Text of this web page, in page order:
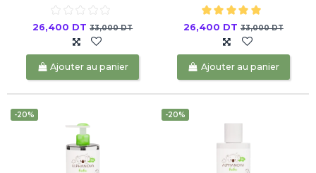
26,400 DT33,000 DT
Ajouter au panier
26,400 DT33,000 DT
Ajouter au panier
-20% -20%